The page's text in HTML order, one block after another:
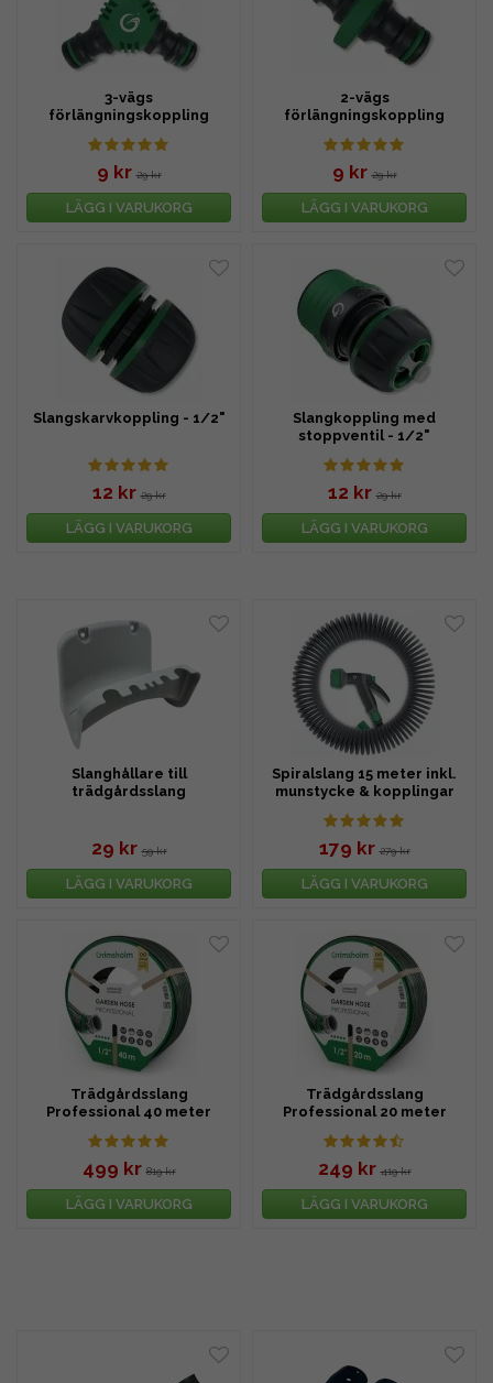
3-vägs
förlängningskoppling
9 kr 29 kr
LÄGG I VARUKORG
2-vägs
förlängningskoppling
9 kr 29 kr
LÄGG I VARUKORG
Slangskarvkoppling - 1/2"
12 kr 29 kr
LÄGG I VARUKORG
Slangkoppling med
stoppventil - 1/2"
12 kr 29 kr
LÄGG I VARUKORG
Slanghållare till
trädgårdsslang
29 kr 59 kr
LÄGG I VARUKORG
Spiralslang 15 meter inkl.
munstycke & kopplingar
179 kr 279 kr
LÄGG I VARUKORG
Trädgårdsslang
Professional 40 meter
499 kr 819 kr
LÄGG I VARUKORG
Trädgårdsslang
Professional 20 meter
249 kr 419 kr
LÄGG I VARUKORG